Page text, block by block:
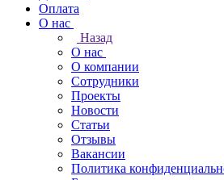
Оплата
О нас
Назад
О нас
О компании
Сотрудники
Проекты
Новости
Статьи
Отзывы
Вакансии
Политика